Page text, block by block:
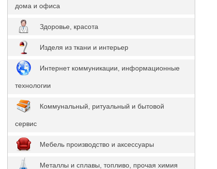
дома и офиса
Здоровье, красота
Изделя из ткани и интерьер
Интернет коммуникации, информационные
технологии
Коммунальный, ритуальный и бытовой
сервис
Мебель производство и аксессуары
Металлы и сплавы, топливо, прочая химия